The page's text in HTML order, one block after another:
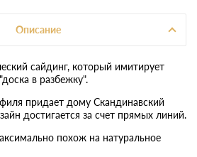
Описание
сайдинг, который имитирует
в разбежку".
придает дому Скандинавский
достигается за счет прямых линий.
похож на натуральное